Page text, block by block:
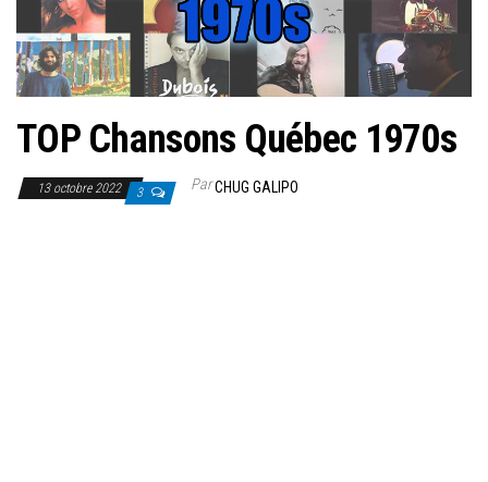
TOP Chansons Québec 1970s
13 octobre 2022 3 ParCHUG GALIPO